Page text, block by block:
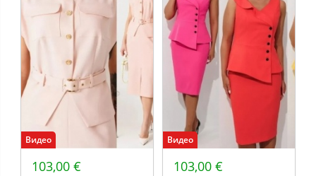
Видео
103,00 €
Видео
103,00 €